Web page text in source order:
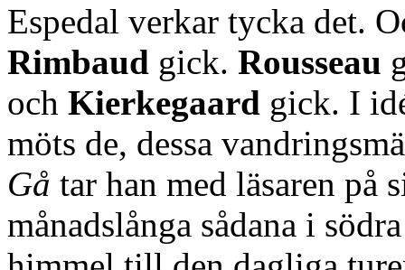
Espedal verkar tycka det.
Rimbaud gick. Rousseau
och Kierkegaard gick. I
möts de, dessa
Gå tar han med läsaren på
månadslånga sådana i